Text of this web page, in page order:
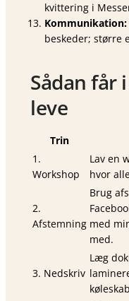
kvittering i
Kommunikation:
beskeder; større
Sådan får
leve
Trin
1.
Workshop
Lav en
hvor
2.
Afstemning
Brug
med
med.
3. Nedskriv
Læg